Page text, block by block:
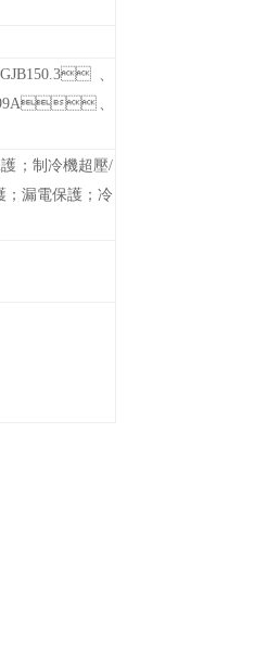
、
、
；制冷機超壓/
電保護；冷